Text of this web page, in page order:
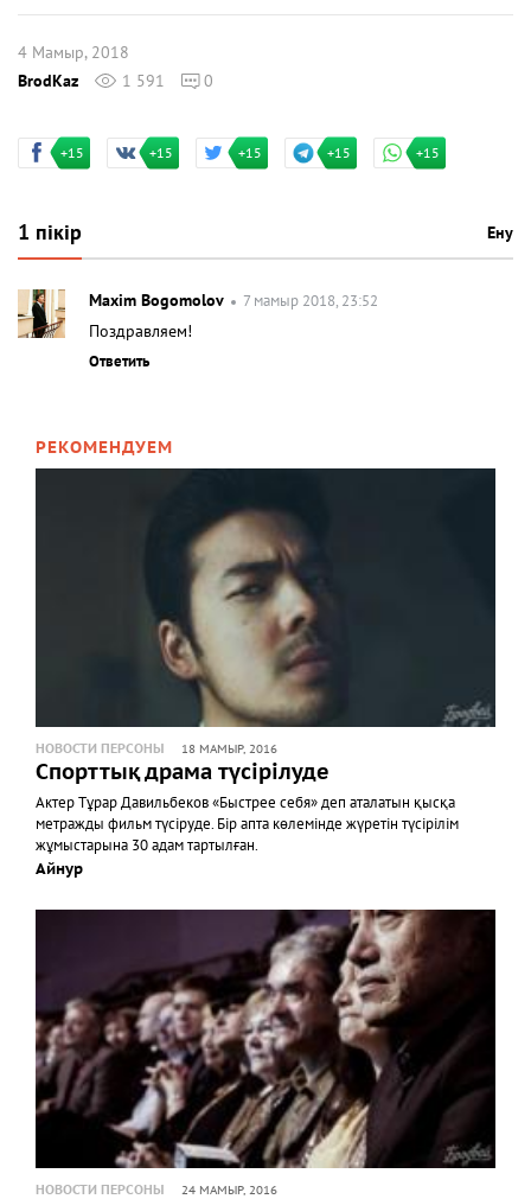
4 Мамыр, 2018
BrodKaz
1 591 0
+15 +15 +15 +15 +15
1 пікір Ену
Maxim Bogomolov 7 мамыр 2018, 23:52
Поздравляем!
Ответить
РЕКОМЕНДУЕМ
НОВОСТИ ПЕРСОНЫ 18 МАМЫР, 2016
Спорттық драма түсірілуде
Актер Тұрар Давильбеков «Быстрее себя» деп аталатын қысқа
метражды фильм түсіруде. Бір апта көлемінде жүретін түсірілім
жұмыстарына 30 адам тартылған.
Айнур
НОВОСТИ ПЕРСОНЫ 24 МАМЫР, 2016